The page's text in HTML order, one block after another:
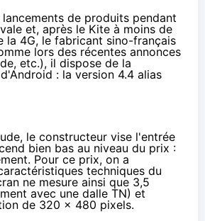
de produits pendant
et, après le Kite à moins de
la 4G, le fabricant sino-français
lors des récentes annonces
etc.), il dispose de la
: la version 4.4 alias
le constructeur vise l'entrée
bien bas au niveau du prix :
Pour ce prix, on a
techniques du
ne mesure ainsi que 3,5
avec une dalle TN) et
de 320 x 480 pixels.